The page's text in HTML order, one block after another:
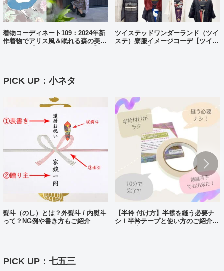
着物コーディネート109：2024年新
作着物でアリス風＆眠れる森の美女
ツイステッドワンダーランド（ツイ
ステ）寮服イメージコーデ【ツイス
PICK UP：小ネタ
熨斗（のし）とは？外熨斗 / 内熨斗
って？NG例や書き方もご紹介
【半衿 付け方】半襟を縫う必要ナ
シ！半衿テープと使い方のご紹介。
PICK UP：七五三